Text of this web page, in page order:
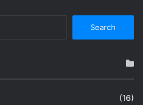
(16)